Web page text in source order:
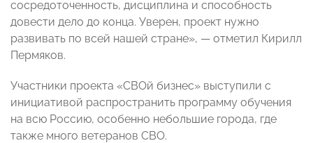
сосредоточенность, дисциплина и способность
довести дело до конца. Уверен, проект нужно
развивать по всей нашей стране», — отметил Кирилл
Пермяков.
Участники проекта «СВОй бизнес» выступили с
инициативой распространить программу обучения
на всю Россию, особенно небольшие города, где
также много ветеранов СВО.